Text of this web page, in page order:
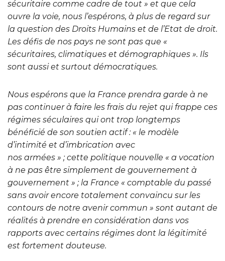
sécuritaire comme cadre de tout » et que cela
ouvre la voie, nous l’espérons, à plus de regard sur
la question des Droits Humains et de l’Etat de droit.
Les défis de nos pays ne sont pas que «
sécuritaires, climatiques et démographiques ». Ils
sont aussi et surtout démocratiques.
Nous espérons que la France prendra garde à ne
pas continuer à faire les frais du rejet qui frappe ces
régimes séculaires qui ont trop longtemps
bénéficié de son soutien actif : « le modèle
d’intimité et d’imbrication avec
nos armées » ; cette politique nouvelle « a vocation
à ne pas être simplement de gouvernement à
gouvernement » ; la France « comptable du passé
sans avoir encore totalement convaincu sur les
contours de notre avenir commun » sont autant de
réalités à prendre en considération dans vos
rapports avec certains régimes dont la légitimité
est fortement douteuse.